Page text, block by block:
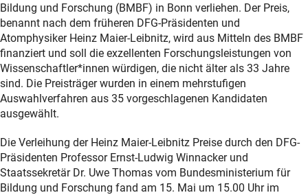
Bildung und Forschung (BMBF) in Bonn verliehen. Der Preis,
benannt nach dem früheren DFG-Präsidenten und
Atomphysiker Heinz Maier-Leibnitz, wird aus Mitteln des BMBF
finanziert und soll die exzellenten Forschungsleistungen von
Wissenschaftler*innen würdigen, die nicht älter als 33 Jahre
sind. Die Preisträger wurden in einem mehrstufigen
Auswahlverfahren aus 35 vorgeschlagenen Kandidaten
ausgewählt.
Die Verleihung der Heinz Maier-Leibnitz Preise durch den DFG-
Präsidenten Professor Ernst-Ludwig Winnacker und
Staatssekretär Dr. Uwe Thomas vom Bundesministerium für
Bildung und Forschung fand am 15. Mai um 15.00 Uhr im